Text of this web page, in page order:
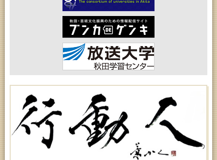
2026年08月18日 (秋田市)
高齢者教育「秋田おもと高齢者大学」
2026年08月18日 (秋田市)
女性教育「保戸野女性学級」
2026年08月18日 (秋田市)
高齢者教育「泉地区高齢者学級」
2026年08月18日 (秋田市)
乳幼児・青少年教育「おはなしの会」
2026年08月18日 (秋田市)
乳幼児教育「ペンギン幼児学級」
2026年08月19日 (秋田市)
高齢者教育「北部高齢者大学」
2026年08月19日 (秋田市)
高齢者教育「川尻地区高齢者学級」
2026年08月19日 (秋田市)
女性教育「ひろば女性学級」
2026年08月19日 (秋田市)
成人教育「市民大学講座『佐竹史料館展示資料から